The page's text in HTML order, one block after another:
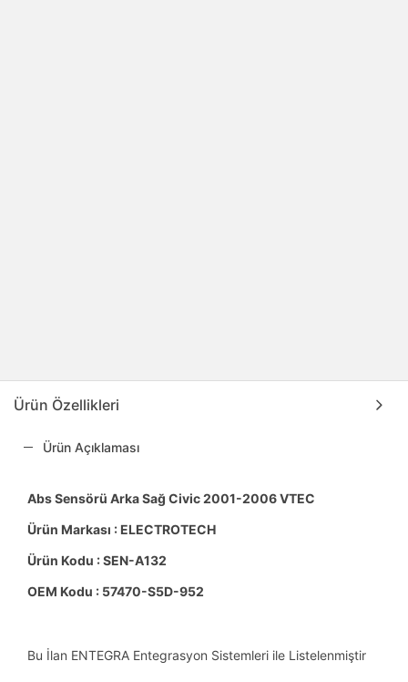
Ürün Özellikleri
Ürün Açıklaması
Abs Sensörü Arka Sağ Civic 2001-2006 VTEC
Ürün Markası : ELECTROTECH
Ürün Kodu : SEN-A132
OEM Kodu : 57470-S5D-952
Bu İlan ENTEGRA Entegrasyon Sistemleri ile Listelenmiştir